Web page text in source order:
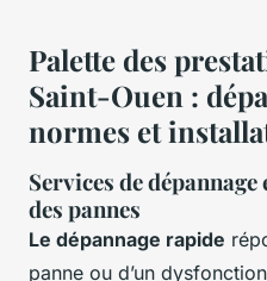
Palette des
Saint-Ouen :
normes et
Services de
des pannes
Le dépannage rapide
panne ou d’un